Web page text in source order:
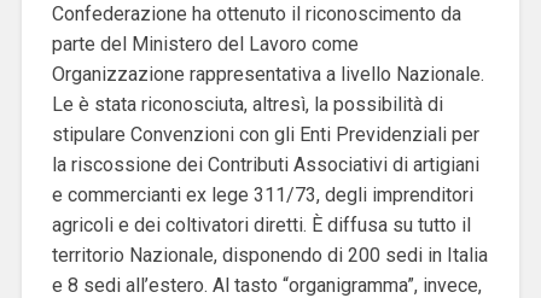
Confederazione ha ottenuto il riconoscimento da
parte del Ministero del Lavoro come
Organizzazione rappresentativa a livello Nazionale.
Le è stata riconosciuta, altresì, la possibilità di
stipulare Convenzioni con gli Enti Previdenziali per
la riscossione dei Contributi Associativi di artigiani
e commercianti ex lege 311/73, degli imprenditori
agricoli e dei coltivatori diretti. È diffusa su tutto il
territorio Nazionale, disponendo di 200 sedi in Italia
e 8 sedi all’estero. Al tasto “organigramma”, invece,